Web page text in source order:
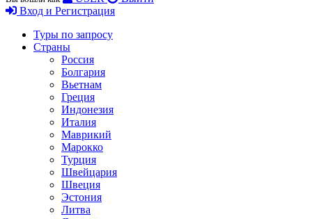
Вход и Регистрация
Туры по запросу
Страны
Россия
Болгария
Вьетнам
Греция
Индонезия
Италия
Маврикий
Марокко
Турция
Швейцария
Швеция
Эстония
Литва